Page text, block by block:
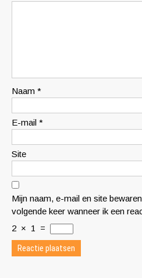
Naam *
E-mail *
Site
Mijn naam, e-mail en site
volgende keer wanneer ik een
2 × 1 =